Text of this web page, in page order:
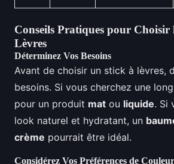
Conseils Pratiques pour Choisir
Lèvres
Déterminez Vos Besoins
Avant de choisir un stick à lèvres,
besoins. Si vous cherchez une
pour un produit mat ou liquide. Si
look naturel et hydratant, un
crème pourrait être idéal.
Considérez Vos Préférences de Couleur